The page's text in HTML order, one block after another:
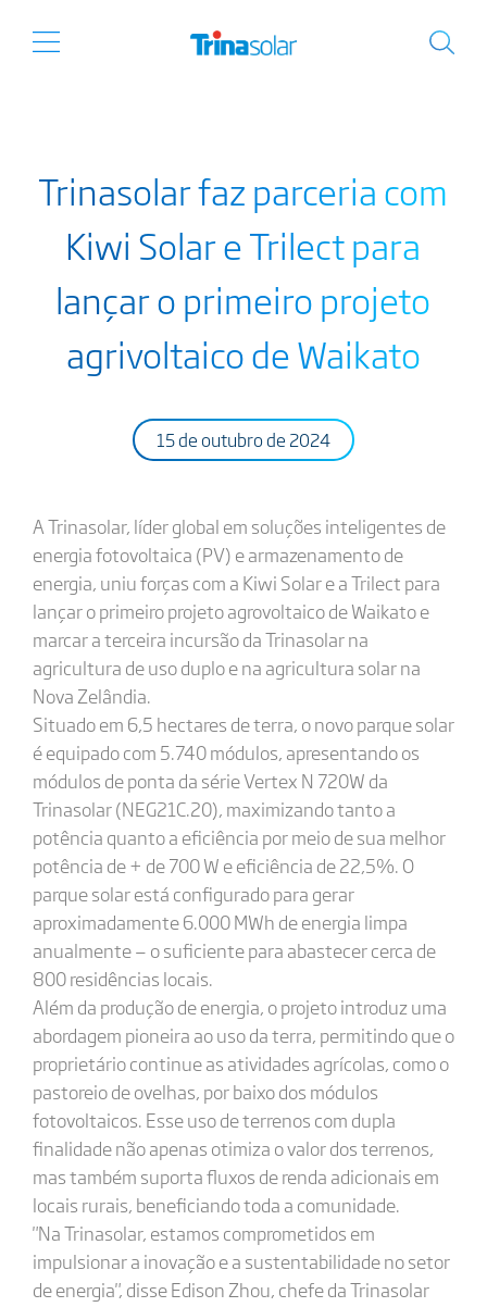
Trinasolar faz parceria com
Kiwi Solar e Trilect para
lançar o primeiro projeto
agrivoltaico de Waikato
15 de outubro de 2024
A Trinasolar, líder global em soluções inteligentes de
energia fotovoltaica (PV) e armazenamento de
energia, uniu forças com a Kiwi Solar e a Trilect para
lançar o primeiro projeto agrovoltaico de Waikato e
marcar a terceira incursão da Trinasolar na
agricultura de uso duplo e na agricultura solar na
Nova Zelândia.
Situado em 6,5 hectares de terra, o novo parque solar
é equipado com 5.740 módulos, apresentando os
módulos de ponta da série Vertex N 720W da
Trinasolar (NEG21C.20), maximizando tanto a
potência quanto a eficiência por meio de sua melhor
potência de + de 700 W e eficiência de 22,5%. O
parque solar está configurado para gerar
aproximadamente 6.000 MWh de energia limpa
anualmente — o suficiente para abastecer cerca de
800 residências locais.
Além da produção de energia, o projeto introduz uma
abordagem pioneira ao uso da terra, permitindo que o
proprietário continue as atividades agrícolas, como o
pastoreio de ovelhas, por baixo dos módulos
fotovoltaicos. Esse uso de terrenos com dupla
finalidade não apenas otimiza o valor dos terrenos,
mas também suporta fluxos de renda adicionais em
locais rurais, beneficiando toda a comunidade.
"Na Trinasolar, estamos comprometidos em
impulsionar a inovação e a sustentabilidade no setor
de energia", disse Edison Zhou, chefe da Trinasolar